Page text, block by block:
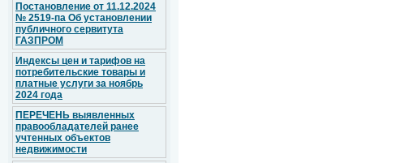
Постановление от 11.12.2024
№ 2519-па Об установлении
публичного сервитута
ГАЗПРОМ
Индексы цен и тарифов на
потребительские товары и
платные услуги за ноябрь
2024 года
ПЕРЕЧЕНЬ выявленных
правообладателей ранее
учтенных объектов
недвижимости